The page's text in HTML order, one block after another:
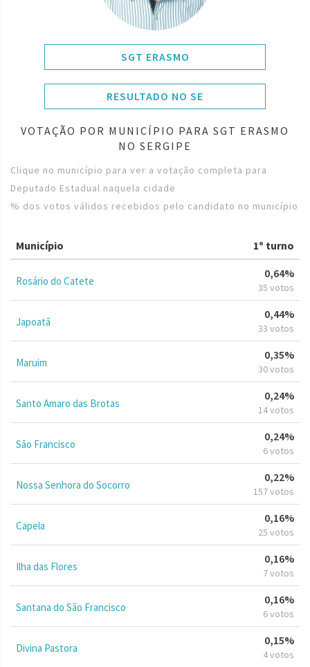
SGT ERASMO
RESULTADO NO SE
VOTAÇÃO POR MUNICÍPIO PARA SGT ERASMO
NO SERGIPE
Clique no município para ver a votação completa para
Deputado Estadual naquela cidade
% dos votos válidos recebidos pelo candidato no município
Município 1º turno
Rosário do Catete
0,64%
35 votos
Japoatã
0,44%
33 votos
Maruim
0,35%
30 votos
Santo Amaro das Brotas
0,24%
14 votos
São Francisco
0,24%
6 votos
Nossa Senhora do Socorro
0,22%
157 votos
Capela
0,16%
25 votos
Ilha das Flores
0,16%
7 votos
Santana do São Francisco
0,16%
6 votos
Divina Pastora
0,15%
4 votos